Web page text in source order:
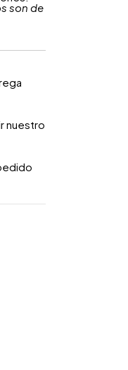
son de
nuestro